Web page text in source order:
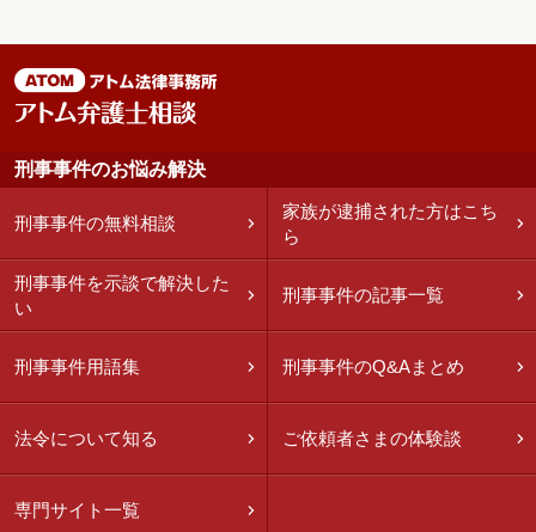
刑事事件のお悩み解決
刑事事件の無料相談
家族が逮捕された方はこち
ら
刑事事件を示談で解決した
い
刑事事件の記事一覧
刑事事件用語集 刑事事件のQ&Aまとめ
法令について知る ご依頼者さまの体験談
専門サイト一覧